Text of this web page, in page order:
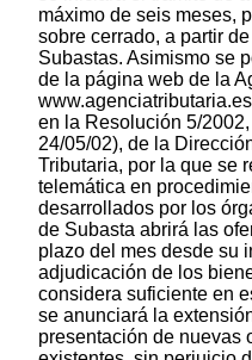
máximo de seis meses,
sobre cerrado, a partir
Subastas. Asimismo se
de la página web de la
en la Resolución 5/
24/05/02), de la
Tributaria, por la que se
telemática en
desarrollados por los
de Subasta abrirá las
plazo del mes desde su
adjudicación de los
considera suficiente en
se anunciará la
presentación de nuevas